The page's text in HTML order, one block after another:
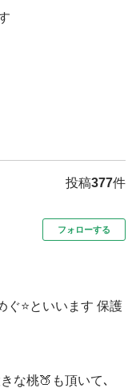
投稿377件
フォローする
ぐ⭐️といいます 保護
な桃🍑も頂いて､